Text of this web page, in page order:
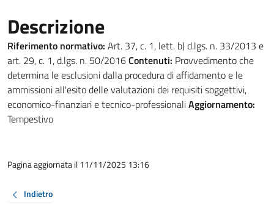
Descrizione
Riferimento normativo: Art. 37, c. 1, lett. b) d.lgs. n. 33/2013 e
art. 29, c. 1, d.lgs. n. 50/2016Contenuti: Provvedimento che
determina le esclusioni dalla procedura di affidamento e le
ammissioni all'esito delle valutazioni dei requisiti soggettivi,
economico-finanziari e tecnico-professionaliAggiornamento:
Tempestivo
Pagina aggiornata il 11/11/2025 13:16
Indietro